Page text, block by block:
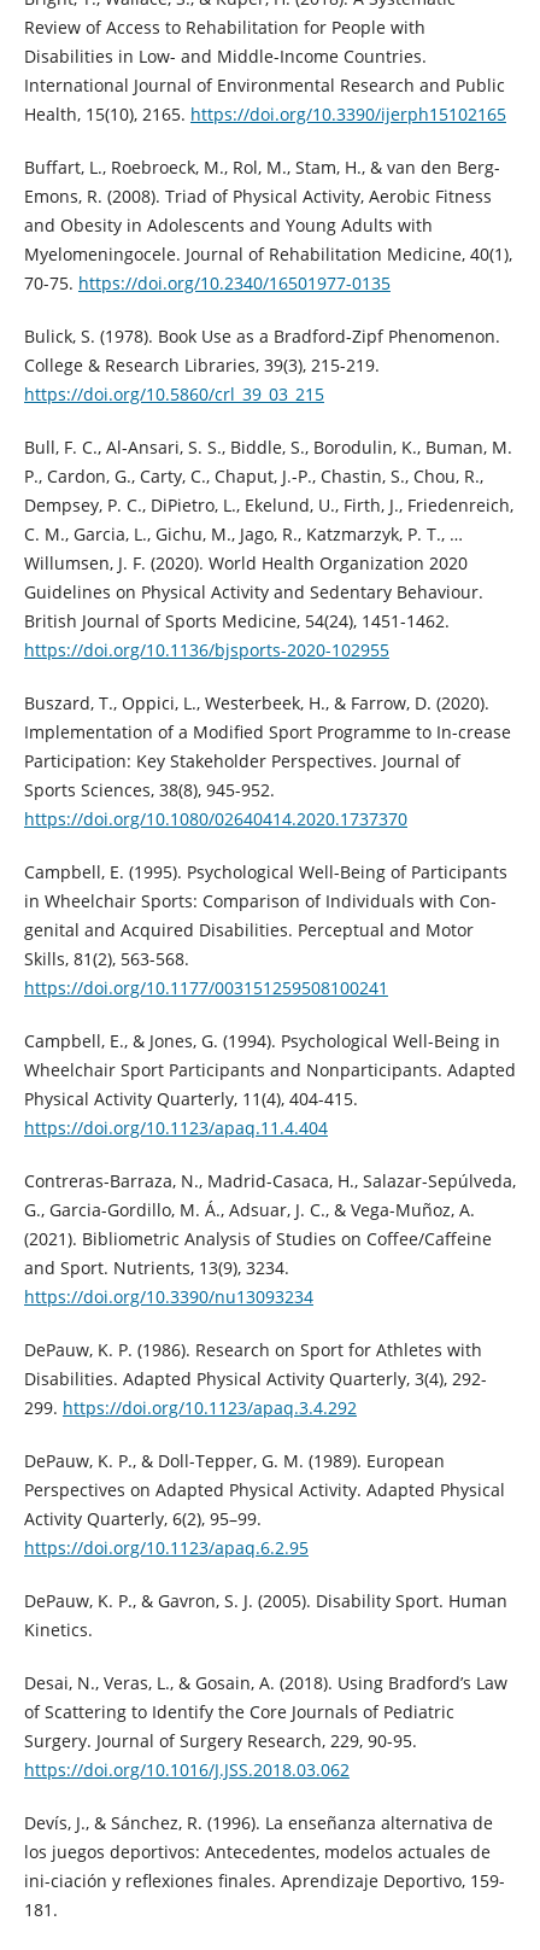
Review of Access to Rehabilitation for People with
Disabilities in Low- and Middle-Income Countries.
International Journal of Environmental Research and Public
Health, 15(10), 2165. https://doi.org/10.3390/ijerph15102165
Buffart, L., Roebroeck, M., Rol, M., Stam, H., & van den Berg-
Emons, R. (2008). Triad of Physical Activity, Aerobic Fitness
and Obesity in Adolescents and Young Adults with
Myelomeningocele. Journal of Rehabilitation Medicine, 40(1),
70-75. https://doi.org/10.2340/16501977-0135
Bulick, S. (1978). Book Use as a Bradford-Zipf Phenomenon.
College & Research Libraries, 39(3), 215-219.
https://doi.org/10.5860/crl_39_03_215
Bull, F. C., Al-Ansari, S. S., Biddle, S., Borodulin, K., Buman, M.
P., Cardon, G., Carty, C., Chaput, J.-P., Chastin, S., Chou, R.,
Dempsey, P. C., DiPietro, L., Ekelund, U., Firth, J., Friedenreich,
C. M., Garcia, L., Gichu, M., Jago, R., Katzmarzyk, P. T., …
Willumsen, J. F. (2020). World Health Organization 2020
Guidelines on Physical Activity and Sedentary Behaviour.
British Journal of Sports Medicine, 54(24), 1451-1462.
https://doi.org/10.1136/bjsports-2020-102955
Buszard, T., Oppici, L., Westerbeek, H., & Farrow, D. (2020).
Implementation of a Modified Sport Programme to In-crease
Participation: Key Stakeholder Perspectives. Journal of
Sports Sciences, 38(8), 945-952.
https://doi.org/10.1080/02640414.2020.1737370
Campbell, E. (1995). Psychological Well-Being of Participants
in Wheelchair Sports: Comparison of Individuals with Con-
genital and Acquired Disabilities. Perceptual and Motor
Skills, 81(2), 563-568.
https://doi.org/10.1177/003151259508100241
Campbell, E., & Jones, G. (1994). Psychological Well-Being in
Wheelchair Sport Participants and Nonparticipants. Adapted
Physical Activity Quarterly, 11(4), 404-415.
https://doi.org/10.1123/apaq.11.4.404
Contreras-Barraza, N., Madrid-Casaca, H., Salazar-Sepúlveda,
G., Garcia-Gordillo, M. Á., Adsuar, J. C., & Vega-Muñoz, A.
(2021). Bibliometric Analysis of Studies on Coffee/Caffeine
and Sport. Nutrients, 13(9), 3234.
https://doi.org/10.3390/nu13093234
DePauw, K. P. (1986). Research on Sport for Athletes with
Disabilities. Adapted Physical Activity Quarterly, 3(4), 292-
299. https://doi.org/10.1123/apaq.3.4.292
DePauw, K. P., & Doll-Tepper, G. M. (1989). European
Perspectives on Adapted Physical Activity. Adapted Physical
Activity Quarterly, 6(2), 95–99.
https://doi.org/10.1123/apaq.6.2.95
DePauw, K. P., & Gavron, S. J. (2005). Disability Sport. Human
Kinetics.
Desai, N., Veras, L., & Gosain, A. (2018). Using Bradford’s Law
of Scattering to Identify the Core Journals of Pediatric
Surgery. Journal of Surgery Research, 229, 90-95.
https://doi.org/10.1016/J.JSS.2018.03.062
Devís, J., & Sánchez, R. (1996). La enseñanza alternativa de
los juegos deportivos: Antecedentes, modelos actuales de
ini-ciación y reflexiones finales. Aprendizaje Deportivo, 159-
181.